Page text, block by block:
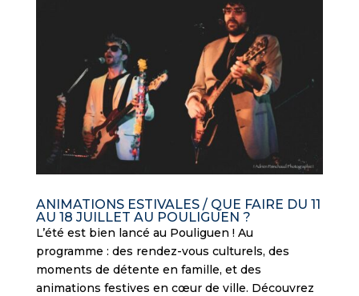
ANIMATIONS ESTIVALES / QUE FAIRE DU 11
AU 18 JUILLET AU POULIGUEN ?
L’été est bien lancé au Pouliguen ! Au
programme : des rendez-vous culturels, des
moments de détente en famille, et des
animations festives en cœur de ville. Découvrez